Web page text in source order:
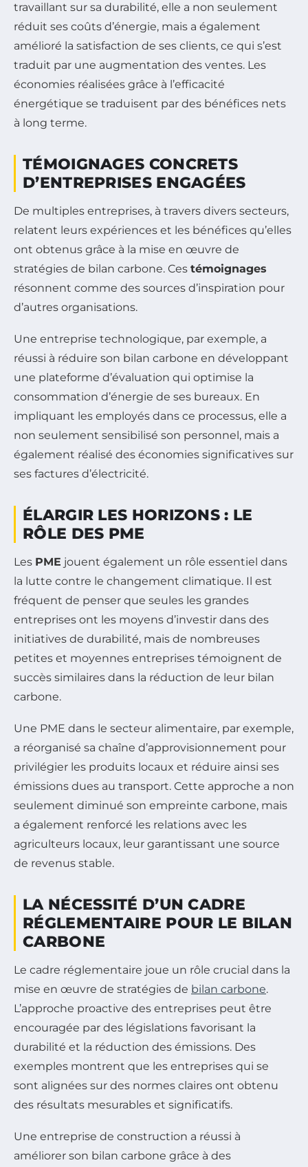
travaillant sur sa durabilité, elle a non seulement
réduit ses coûts d’énergie, mais a également
amélioré la satisfaction de ses clients, ce qui s’est
traduit par une augmentation des ventes. Les
économies réalisées grâce à l’efficacité
énergétique se traduisent par des bénéfices nets
à long terme.
TÉMOIGNAGES CONCRETS
D’ENTREPRISES ENGAGÉES
De multiples entreprises, à travers divers secteurs,
relatent leurs expériences et les bénéfices qu’elles
ont obtenus grâce à la mise en œuvre de
stratégies de bilan carbone. Ces témoignages
résonnent comme des sources d’inspiration pour
d’autres organisations.
Une entreprise technologique, par exemple, a
réussi à réduire son bilan carbone en développant
une plateforme d’évaluation qui optimise la
consommation d’énergie de ses bureaux. En
impliquant les employés dans ce processus, elle a
non seulement sensibilisé son personnel, mais a
également réalisé des économies significatives sur
ses factures d’électricité.
ÉLARGIR LES HORIZONS : LE
RÔLE DES PME
Les PME jouent également un rôle essentiel dans
la lutte contre le changement climatique. Il est
fréquent de penser que seules les grandes
entreprises ont les moyens d’investir dans des
initiatives de durabilité, mais de nombreuses
petites et moyennes entreprises témoignent de
succès similaires dans la réduction de leur bilan
carbone.
Une PME dans le secteur alimentaire, par exemple,
a réorganisé sa chaîne d’approvisionnement pour
privilégier les produits locaux et réduire ainsi ses
émissions dues au transport. Cette approche a non
seulement diminué son empreinte carbone, mais
a également renforcé les relations avec les
agriculteurs locaux, leur garantissant une source
de revenus stable.
LA NÉCESSITÉ D’UN CADRE
RÉGLEMENTAIRE POUR LE BILAN
CARBONE
Le cadre réglementaire joue un rôle crucial dans la
mise en œuvre de stratégies de bilan carbone.
L’approche proactive des entreprises peut être
encouragée par des législations favorisant la
durabilité et la réduction des émissions. Des
exemples montrent que les entreprises qui se
sont alignées sur des normes claires ont obtenu
des résultats mesurables et significatifs.
Une entreprise de construction a réussi à
améliorer son bilan carbone grâce à des